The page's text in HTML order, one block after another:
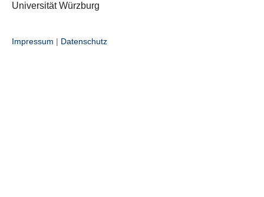
Universität Würzburg
Impressum | Datenschutz